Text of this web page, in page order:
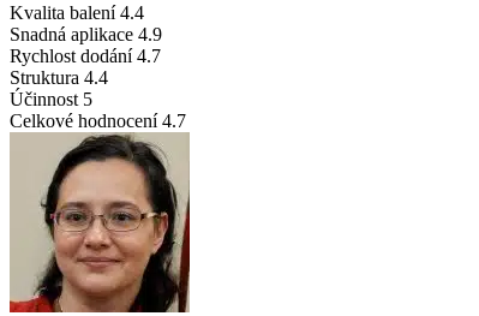
Kvalita balení 4.4
Snadná aplikace 4.9
Rychlost dodání 4.7
Struktura 4.4
Účinnost 5
Celkové hodnocení 4.7